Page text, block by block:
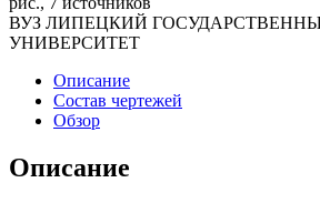
ВУЗ ЛИПЕЦКИЙ
УНИВЕРСИТЕТ
Описание
Состав чертежей
Обзор
Описание